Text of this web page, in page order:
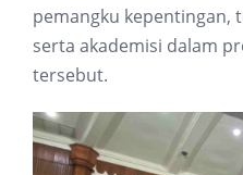
pemangku kepentingan,
serta akademisi dalam
tersebut.